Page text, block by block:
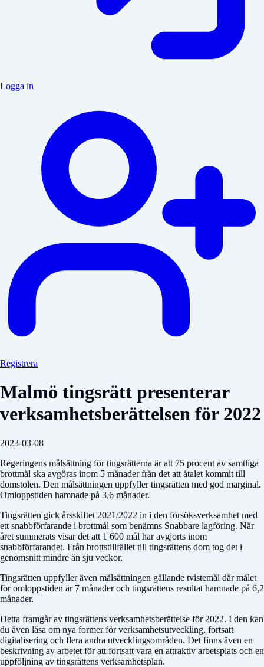
Logga in
Registrera
Malmö tingsrätt presenterar
verksamhetsberättelsen för 2022
2023-03-08
Regeringens målsättning för tingsrätterna är att 75 procent av samtliga
brottmål ska avgöras inom 5 månader från det att åtalet kommit till
domstolen. Den målsättningen uppfyller tingsrätten med god marginal.
Omloppstiden hamnade på 3,6 månader.
Tingsrätten gick årsskiftet 2021/2022 in i den försöksverksamhet med
ett snabbförfarande i brottmål som benämns Snabbare lagföring. När
året summerats visar det att 1 600 mål har avgjorts inom
snabbförfarandet. Från brottstillfället till tingsrättens dom tog det i
genomsnitt mindre än sju veckor.
Tingsrätten uppfyller även målsättningen gällande tvistemål där målet
för omloppstiden är 7 månader och tingsrättens resultat hamnade på 6,2
månader.
Detta framgår av tingsrättens verksamhetsberättelse för 2022. I den kan
du även läsa om nya former för verksamhetsutveckling, fortsatt
digitalisering och flera andra utvecklingsområden. Det finns även en
beskrivning av arbetet för att fortsatt vara en attraktiv arbetsplats och en
uppföljning av tingsrättens verksamhetsplan.